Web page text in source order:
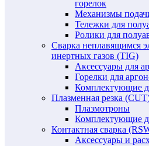
горелок
Механизмы
Тележки для
Ролики для
Сварка неплавящимся
инертных газов (TIG)
Аксессуары для
Горелки для
Комплектующие
Плазменная резка
Плазмотроны
Комплектующие
Контактная сварка
Аксессуары и